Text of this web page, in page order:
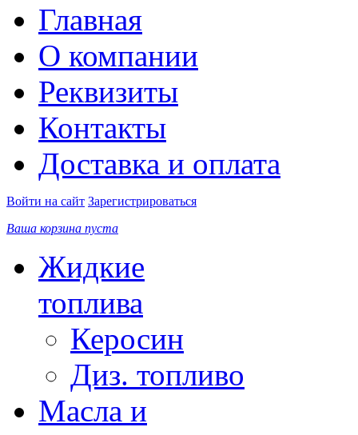
Главная
О компании
Реквизиты
Контакты
Доставка и оплата
Войти на сайт Зарегистрироваться
Ваша корзина пуста
Жидкие
топлива
Керосин
Диз. топливо
Масла и